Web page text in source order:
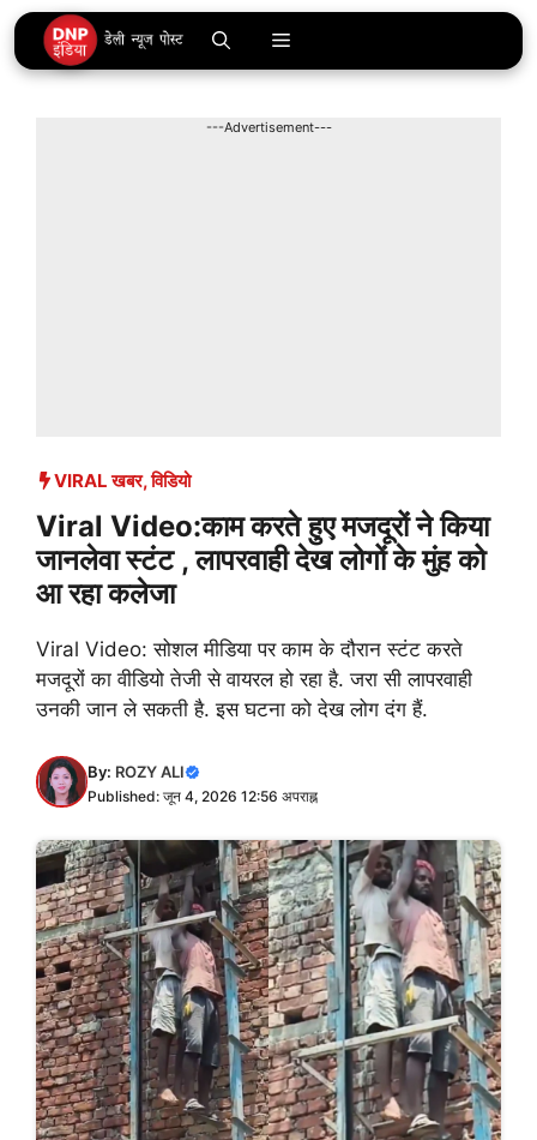
Skip
to
content
Menu
---Advertisement---
VIRAL खबर,विडियो
Viral Video:काम करते हुए मजदूरों ने किया
जानलेवा स्टंट , लापरवाही देख लोगों के मुंह को
आ रहा कलेजा
Viral Video: सोशल मीडिया पर काम के दौरान स्टंट करते
मजदूरों का वीडियो तेजी से वायरल हो रहा है. जरा सी लापरवाही
उनकी जान ले सकती है. इस घटना को देख लोग दंग हैं.
By: ROZY ALI
Published: जून 4, 2026 12:56 अपराह्न